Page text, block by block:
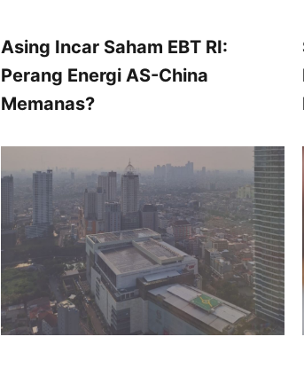
Asing Incar Saham EBT RI:
Perang Energi AS-China
Memanas?